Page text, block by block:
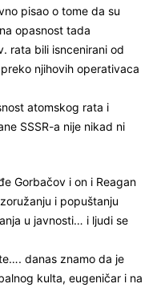
pisao o tome da su
opasnost tada
rata bili isncenirani od
njihovih operativaca
atomskog rata i
SSSR-a nije nikad ni
Gorbačov i on i Reagan
i popuštanju
u javnosti… i ljudi se
danas znamo da je
kulta, eugeničar i na